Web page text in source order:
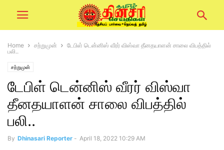
Home சற்றுமுன்
டேபிள் டென்னிஸ் வீரர் விஸ்வா தீனதயாளன் சாலை விபத்தில்
பலி..
சற்றுமுன்
டேபிள் டென்னிஸ் வீரர் விஸ்வா
தீனதயாளன் சாலை விபத்தில்
பலி..
By Dhinasari Reporter - April 18, 2022 10:29 AM